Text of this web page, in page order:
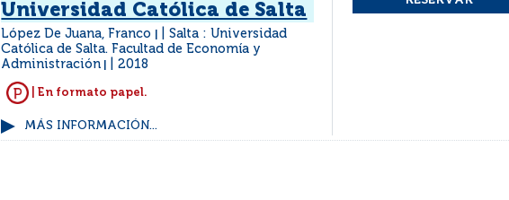
Universidad Católica de Salta
López De Juana, Franco
Salta : Universidad
Católica de Salta. Facultad de Economía y
Administración
2018
| En formato papel.
MÁS INFORMACIÓN...